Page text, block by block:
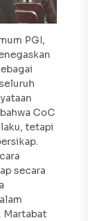
PGI,
CoC
tetapi
secara
Martabat